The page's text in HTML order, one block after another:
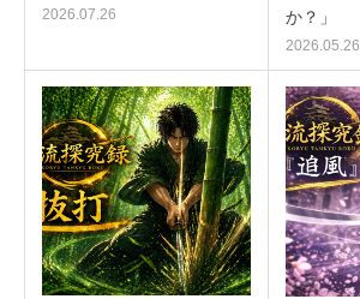
2026.07.26
か？」
2026.05.26